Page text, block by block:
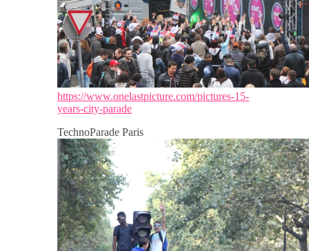
https://www.onelastpicture.com/pictures-15-
years-city-parade
TechnoParade Paris